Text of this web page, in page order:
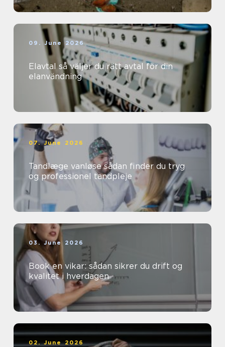
09. June 2026
Elavtal så väljer du rätt avtal för din
elanvändning
07. June 2026
Tandlæge vanløse sådan finder du tryg
og professionel tandpleje
03. June 2026
Book en vikar: sådan sikrer du drift og
kvalitet i hverdagen
02. June 2026